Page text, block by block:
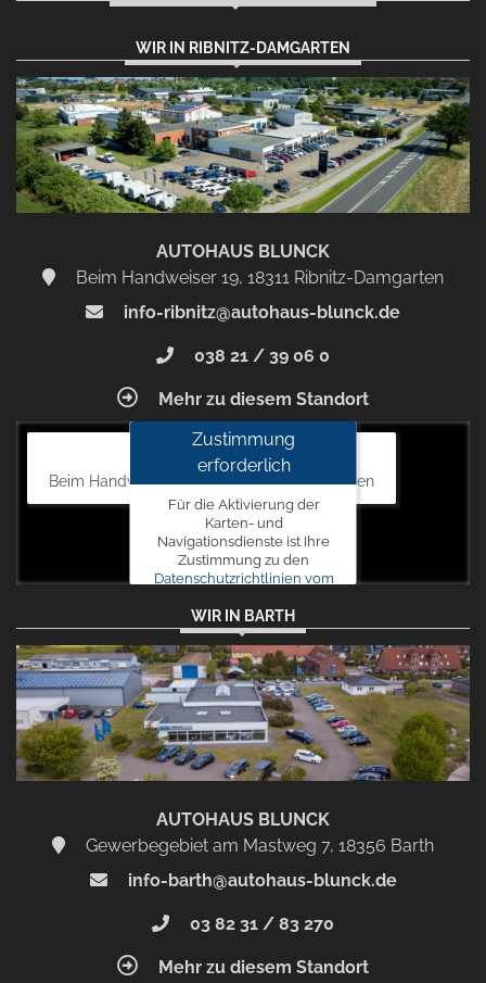
WIR IN RIBNITZ-DAMGARTEN
AUTOHAUS BLUNCK
Beim Handweiser 19, 18311 Ribnitz-Damgarten
info-ribnitz@autohaus-blunck.de
038 21 / 39 06 0
Mehr zu diesem Standort
Autohaus Blunck
Beim Handweiser 19, 18311 Ribnitz-Damgarten
Zustimmung
erforderlich
Für die Aktivierung der
Karten- und
Navigationsdienste ist Ihre
Zustimmung zu den
Datenschutzrichtlinien vom
erforderlich.
Zustimmen
und
aktivieren
WIR IN BARTH
AUTOHAUS BLUNCK
Gewerbegebiet am Mastweg 7, 18356 Barth
info-barth@autohaus-blunck.de
03 82 31 / 83 270
Mehr zu diesem Standort